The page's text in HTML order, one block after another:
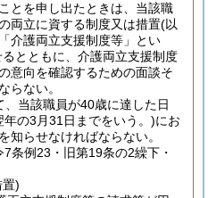
とを申し出たときは、当該職
両立に資する制度又は措置(以
介護両立支援制度等」とい
とともに、介護両立支援制度
意向を確認するための面談そ
らない。
当該職員が40歳に達した日
年の3月31日までをいう。)にお
知らせなければならない。
条例23・旧第19条の2繰下・
)